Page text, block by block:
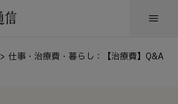
> 仕事・治療費・暮らし：【治療費】Q&A